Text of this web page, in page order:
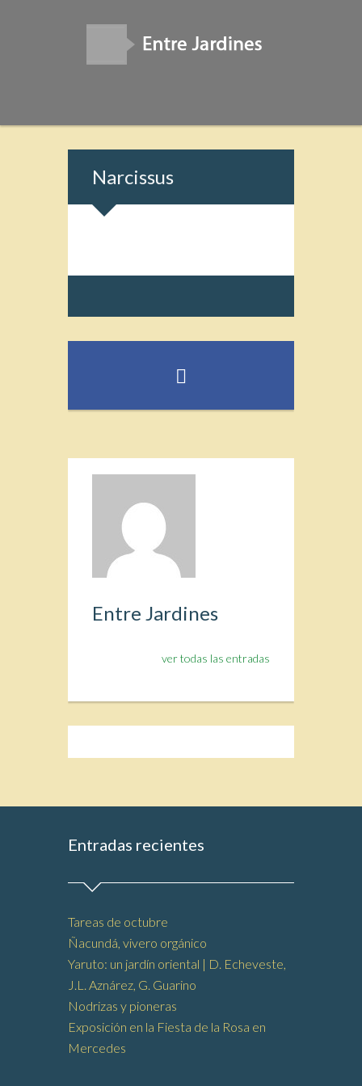
Narcissus
Entre Jardines
ver todas las entradas
Entradas recientes
Tareas de octubre
Ñacundá, vivero orgánico
Yaruto: un jardín oriental | D. Echeveste,
J.L. Aznárez, G. Guarino
Nodrizas y pioneras
Exposición en la Fiesta de la Rosa en
Mercedes